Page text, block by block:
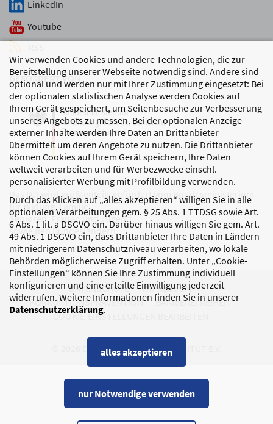
Wir verwenden Cookies und andere Technologien, die zur
Bereitstellung unserer Webseite notwendig sind. Andere sind
optional und werden nur mit Ihrer Zustimmung eingesetzt: Bei
der optionalen statistischen Analyse werden Cookies auf
Ihrem Gerät gespeichert, um Seitenbesuche zur Verbesserung
unseres Angebots zu messen. Bei der optionalen Anzeige
externer Inhalte werden Ihre Daten an Drittanbieter
übermittelt um deren Angebote zu nutzen. Die Drittanbieter
können Cookies auf Ihrem Gerät speichern, Ihre Daten
weltweit verarbeiten und für Werbezwecke einschl.
personalisierter Werbung mit Profilbildung verwenden.
Durch das Klicken auf „alles akzeptieren“ willigen Sie in alle
optionalen Verarbeitungen gem. § 25 Abs. 1 TTDSG sowie Art.
6 Abs. 1 lit. a DSGVO ein. Darüber hinaus willigen Sie gem. Art.
49 Abs. 1 DSGVO ein, dass Drittanbieter Ihre Daten in Ländern
mit niedrigerem Datenschutzniveau verarbeiten, wo lokale
Behörden möglicherweise Zugriff erhalten. Unter „Cookie-
Einstellungen“ können Sie Ihre Zustimmung individuell
konfigurieren und eine erteilte Einwilligung jederzeit
widerrufen. Weitere Informationen finden Sie in unserer
Datenschutzerklärung.
alles akzeptieren
nur Notwendige verwenden
LinkedIn
Youtube
GEFÖRDERT VON
Das DJI wird größtenteils gefördert vom Bundesministerium
für Bildung, Familie,
Senioren, Frauen und Jugend
sowie den Bundesländern.
DATENSCHUTZ
IMPRESSUM
KORRUPTIONSPRÄVENTION
BARRIEREFREIHEIT
COOKIE-EINSTELLUNGEN BEARBEITEN
© 2026 DEUTSCHES JUGENDINSTITUT E.V.